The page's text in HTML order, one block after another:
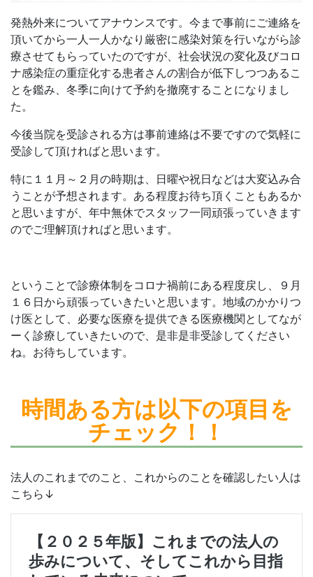
発熱外来についてアナウンスです。今まで事前にご連絡を
頂いてから一人一人かなり厳密に感染対策を行いながら診
療させてもらっていたのですが、社会状況の変化及びコロ
ナ感染症の重症化する患者さんの割合が低下しつつあるこ
とを鑑み、冬季に向けて予約を撤廃することになりまし
た。
今後当院を受診される方は事前連絡は不要ですので気軽に
受診して頂ければと思います。
特に１１月～２月の時期は、日曜や祝日などは大変込み合
うことが予想されます。ある程度お待ち頂くこともあるか
と思いますが、年中無休でスタッフ一同頑張っていきます
のでご理解頂ければと思います。
ということで診療体制をコロナ禍前にある程度戻し、９月
１６日から頑張っていきたいと思います。地域のかかりつ
け医として、必要な医療を提供できる医療機関としてなが
ーく診療していきたいので、是非是非受診してください
ね。お待ちしています。
時間ある方は以下の項目を
チェック！！
法人のこれまでのこと、これからのことを確認したい人は
こちら↓